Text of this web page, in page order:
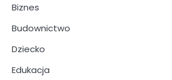
Biznes
Budownictwo
Dziecko
Edukacja